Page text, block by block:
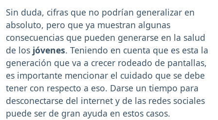
Sin duda, cifras que no podrían generalizar en
absoluto, pero que ya muestran algunas
consecuencias que pueden generarse en la salud
de los jóvenes. Teniendo en cuenta que es esta la
generación que va a crecer rodeado de pantallas,
es importante mencionar el cuidado que se debe
tener con respecto a eso. Darse un tiempo para
desconectarse del internet y de las redes sociales
puede ser de gran ayuda en estos casos.